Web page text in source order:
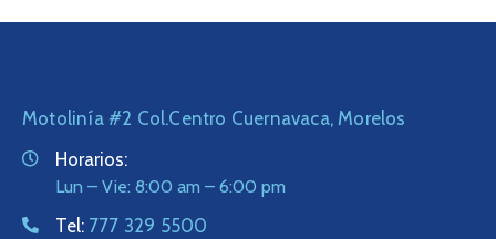
Motolinía #2 Col.Centro Cuernavaca, Morelos
Horarios:
Lun – Vie: 8:00 am – 6:00 pm
Tel: 777 329 5500